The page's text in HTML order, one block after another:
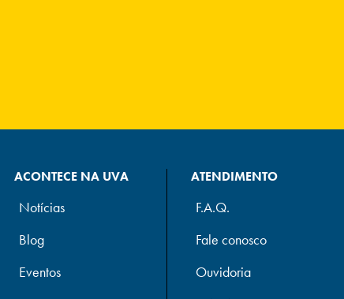
ACONTECE NA UVA
Notícias
Blog
Eventos
ATENDIMENTO
F.A.Q.
Fale conosco
Ouvidoria